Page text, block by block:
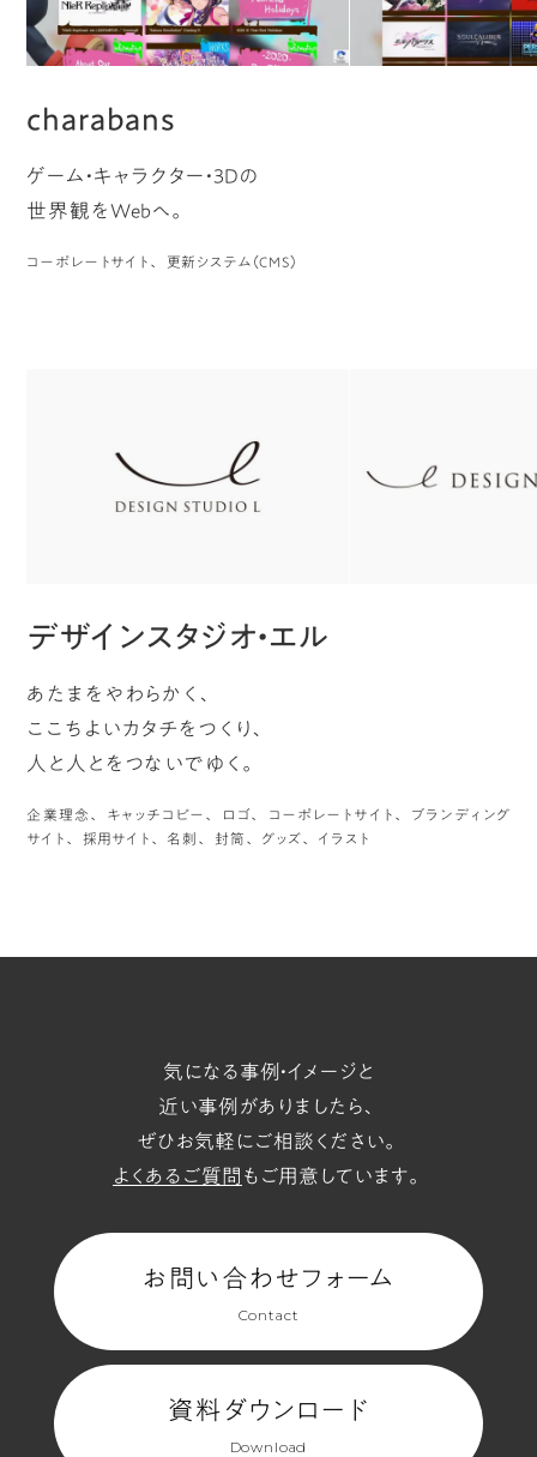
charabans
ゲーム・キャラクター・3Dの
世界観をWebへ。
コーポレートサイト 更新システム（CMS）
デザインスタジオ・エル
あたまをやわらかく、
ここちよいカタチをつくり、
人と人とをつないでゆく。
企業理念 キャッチコピー ロゴ コーポレートサイト
ブランディング
サイト
採用サイト 名刺 封筒 グッズ イラスト
気になる事例・イメージと
近い事例がありましたら、
ぜひお気軽にご相談ください。
よくあるご質問 もご用意しています。
お問い合わせフォーム
Contact
資料ダウンロード
Download